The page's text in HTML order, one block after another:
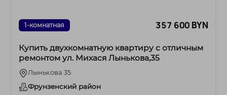
1-комнатная 357 600 BYN
Купить двухкомнатную квартиру с отличным
ремонтом ул. Михася Лынькова,35
Лынькова 35
Фрунзенский район